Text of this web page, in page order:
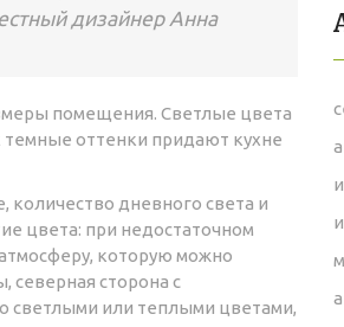
дизайнер Анна
помещения. Светлые цвета
оттенки придают кухне
количество дневного света и
цвета: при недостаточном
которую можно
северная сторона с
светлыми или теплыми цветами,